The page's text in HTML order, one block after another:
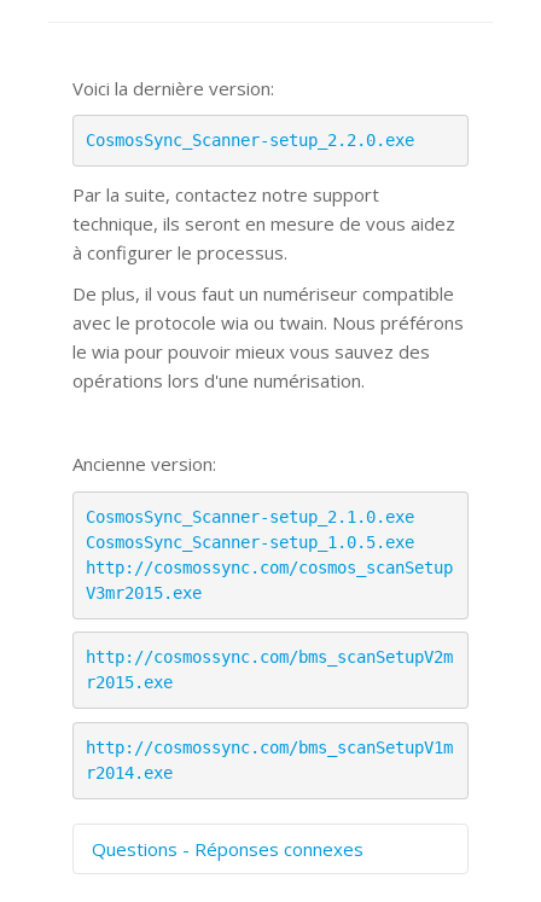
Voici la dernière version:
CosmosSync_Scanner-setup_2.2.0.exe
Par la suite, contactez notre support
technique, ils seront en mesure de vous aidez
à configurer le processus.
De plus, il vous faut un numériseur compatible
avec le protocole wia ou twain. Nous préférons
le wia pour pouvoir mieux vous sauvez des
opérations lors d'une numérisation.
Ancienne version:
CosmosSync_Scanner-setup_2.1.0.exe
CosmosSync_Scanner-setup_1.0.5.exe
http://cosmossync.com/cosmos_scanSetup
V3mr2015.exe
http://cosmossync.com/bms_scanSetupV2m
r2015.exe
http://cosmossync.com/bms_scanSetupV1m
r2014.exe
Questions - Réponses connexes